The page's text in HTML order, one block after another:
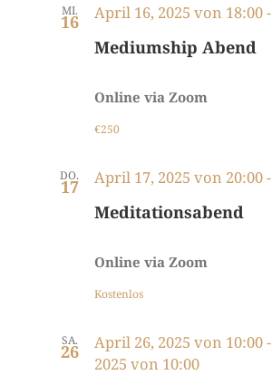
MI.
16
Mediumship Abend
April 16, 2025 von 18:00-
Online via Zoom
€250
DO.
17
Meditationsabend
April 17, 2025 von 20:00-
Online via Zoom
Kostenlos
SA.
26 April 26, 2025 von 10:00-
2025 von 10:00